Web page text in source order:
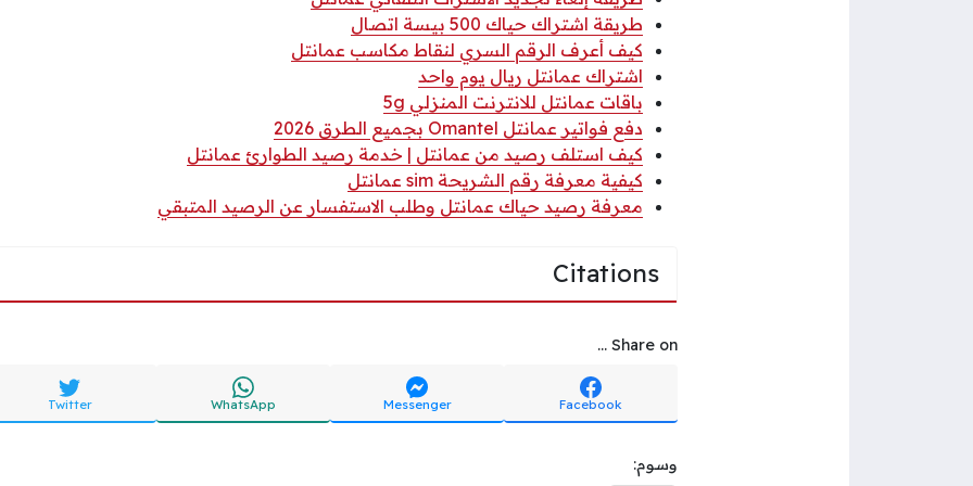
طريقة اشتراك حياك 500 بيسة اتصال
كيف أعرف الرقم السري لنقاط مكاسب عمانتل
اشتراك عمانتل ريال يوم واحد
باقات عمانتل للانترنت المنزلي 5g
دفع فواتير عمانتل Omantel بجميع الطرق 2026
كيف استلف رصيد من عمانتل | خدمة رصيد الطوارئ عمانتل
كيفية معرفة رقم الشريحة sim عمانتل
معرفة رصيد حياك عمانتل وطلب الاستفسار عن الرصيد المتبقي
Citations
Share on ...
Facebook
Messenger
WhatsApp
Twitter
وسوم: